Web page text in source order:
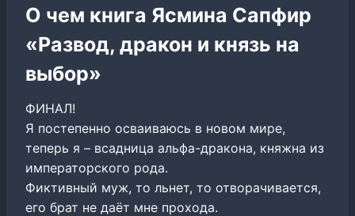
О чем книга Ясмина Сапфир
«Развод, дракон и князь на
выбор»
ФИНАЛ!
Я постепенно осваиваюсь в новом мире,
теперь я – всадница альфа-дракона, княжна из
императорского рода.
Фиктивный муж, то льнет, то отворачивается,
его брат не даёт мне прохода.